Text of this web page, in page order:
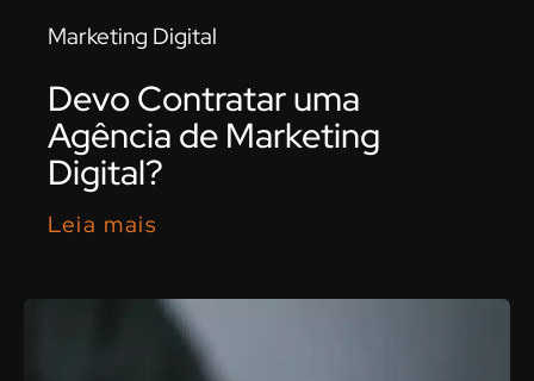
Marketing Digital
Devo Contratar uma
Agência de Marketing
Digital?
Leia mais